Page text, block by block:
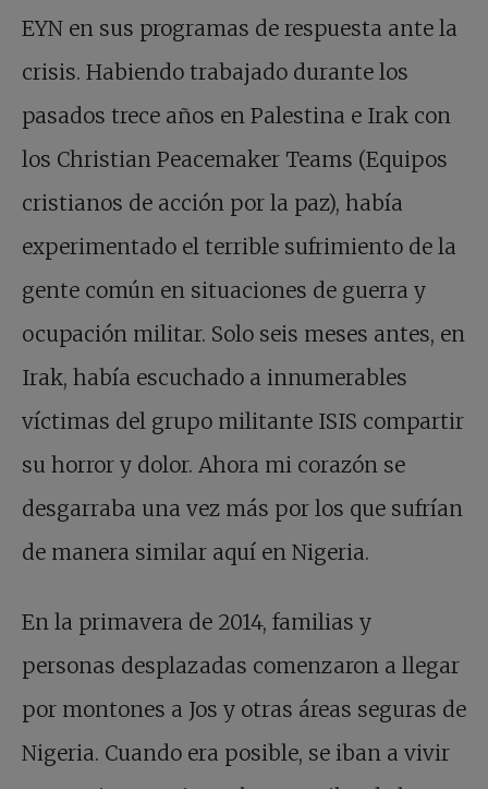
EYN en sus programas de respuesta ante la
crisis. Habiendo trabajado durante los
pasados trece años en Palestina e Irak con
los Christian Peacemaker Teams (Equipos
cristianos de acción por la paz), había
experimentado el terrible sufrimiento de la
gente común en situaciones de guerra y
ocupación militar. Solo seis meses antes, en
Irak, había escuchado a innumerables
víctimas del grupo militante ISIS compartir
su horror y dolor. Ahora mi corazón se
desgarraba una vez más por los que sufrían
de manera similar aquí en Nigeria.
En la primavera de 2014, familias y
personas desplazadas comenzaron a llegar
por montones a Jos y otras áreas seguras de
Nigeria. Cuando era posible, se iban a vivir